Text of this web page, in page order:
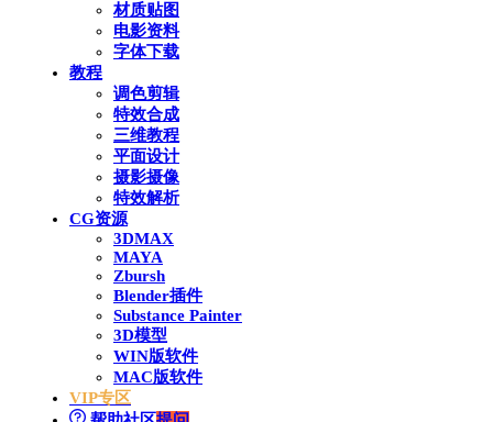
材质贴图
电影资料
字体下载
教程
调色剪辑
特效合成
三维教程
平面设计
摄影摄像
特效解析
CG资源
3DMAX
MAYA
Zbursh
Blender插件
Substance Painter
3D模型
WIN版软件
MAC版软件
VIP专区